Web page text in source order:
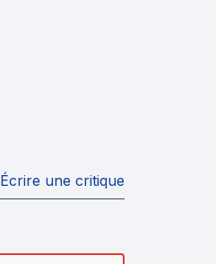
Écrire une critique